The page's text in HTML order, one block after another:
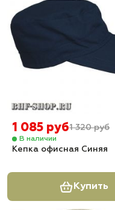
1 085 руб1 320 руб
В наличии
Кепка офисная Синяя
Купить